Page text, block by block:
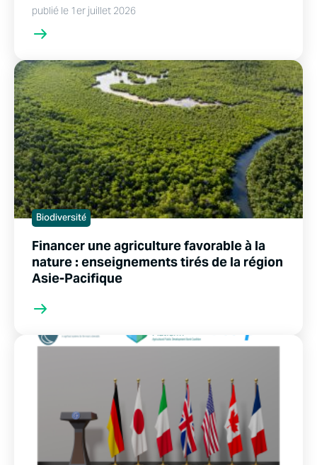
publié le 1er juillet 2026
Biodiversité
Financer une agriculture favorable à la
nature : enseignements tirés de la région
Asie-Pacifique